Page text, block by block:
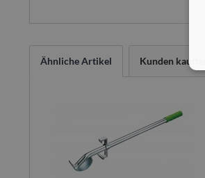
Ähnliche Artikel Kunden